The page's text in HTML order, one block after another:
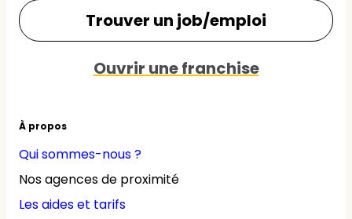
À propos
Qui sommes-nous ?
Nos agences de proximité
Les aides et tarifs
Trouver un job/emploi
Ouvrir une franchise